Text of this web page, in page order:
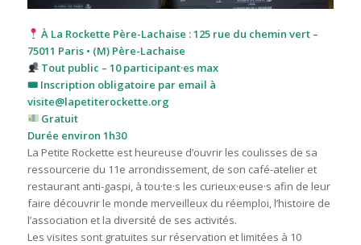
À La Rockette Père-Lachaise : 125 rue du chemin vert –
75011 Paris • (M) Père-Lachaise
Tout public – 10 participant·es max
🎟 Inscription obligatoire par email à
visite@lapetiterockette.org
Gratuit
Durée environ 1h30
La Petite Rockette est heureuse d’ouvrir les coulisses de sa
ressourcerie du 11e arrondissement, de son café-atelier et
restaurant anti-gaspi, à tou·te·s les curieux·euse·s afin de leur
faire découvrir le monde merveilleux du réemploi, l’histoire de
l’association et la diversité de ses activités.
Les visites sont gratuites sur réservation et limitées à 10